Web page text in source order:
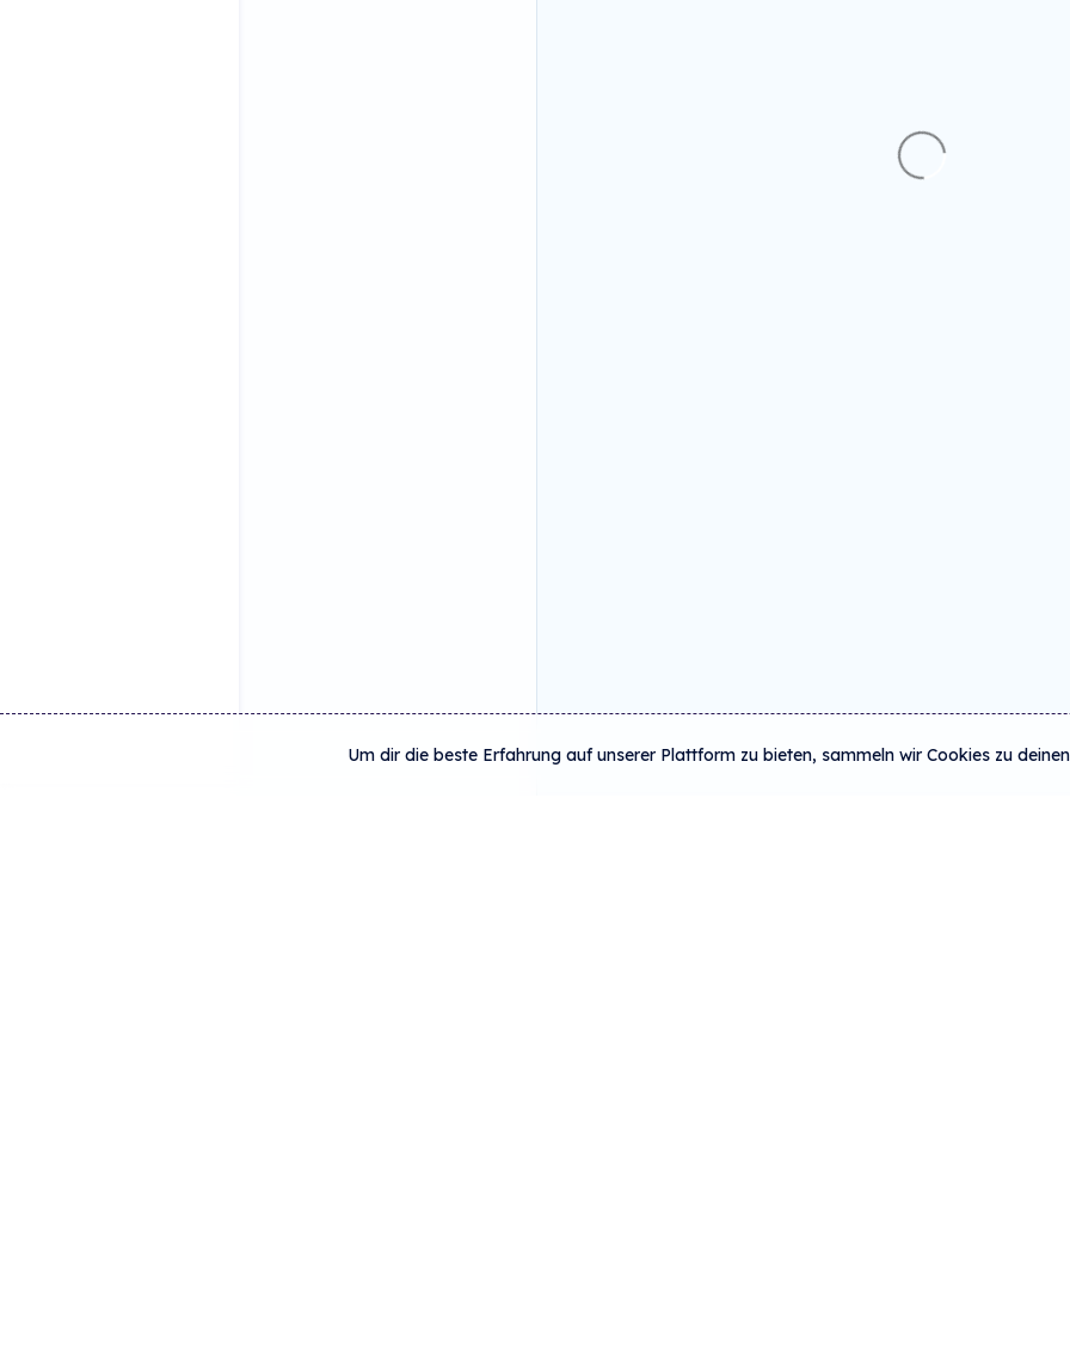
Um dir die beste Erfahrung auf unserer Plattform zu bieten, sammeln wir Cookies zu